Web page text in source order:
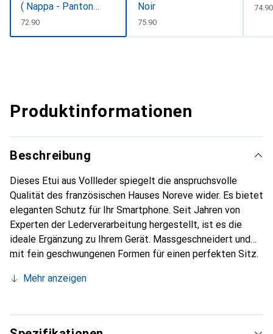
( Nappa - Pantone
#abcae9 )
CHF
72.90
Noir
CHF
75.90
CHF
74.90
Produktinformationen
Beschreibung
Dieses Etui aus Vollleder spiegelt die anspruchsvolle
Qualität des französischen Hauses Noreve wider. Es bietet
eleganten Schutz für Ihr Smartphone. Seit Jahren von
Experten der Lederverarbeitung hergestellt, ist es die
ideale Ergänzung zu Ihrem Gerät. Massgeschneidert und
mit fein geschwungenen Formen für einen perfekten Sitz.
Smartphone. Die Marke Noreve ist international für ihre
für den anspruchsvollen Kunden.
Mehr anzeigen